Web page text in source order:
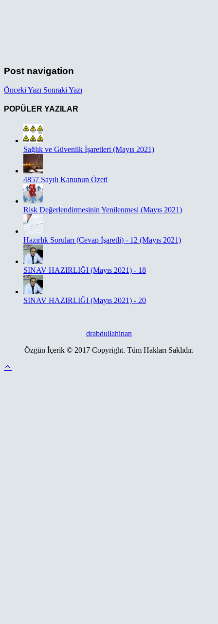
Post navigation
Önceki Yazı Sonraki Yazı
POPÜLER YAZILAR
Sağlık ve Güvenlik İşaretleri (Mayıs 2021)
4857 Sayılı Kanunun Özeti
Risk Değerlendirmesinin Yenilenmesi (Mayıs 2021)
Hazırlık Soruları (Cevap İşaretli) - 12 (Mayıs 2021)
SINAV HAZIRLIĞI (Mayıs 2021) - 18
SINAV HAZIRLIĞI (Mayıs 2021) - 20
drabdullahinan
Özgün İçerik © 2017 Copyright. Tüm Hakları Saklıdır.